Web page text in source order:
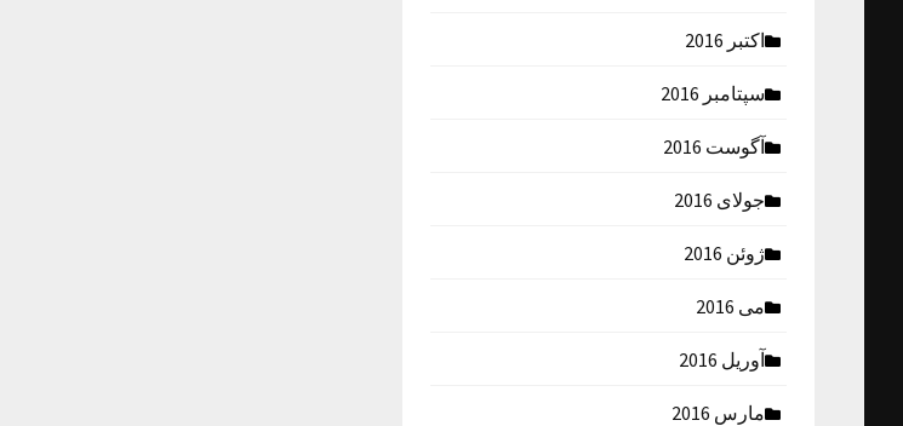
اکتبر 2016
سپتامبر 2016
آگوست 2016
جولای 2016
ژوئن 2016
می 2016
آوریل 2016
مارس 2016